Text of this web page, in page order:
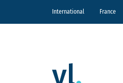
International France